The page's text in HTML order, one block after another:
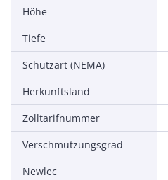
Höhe
Tiefe
Schutzart (NEMA)
Herkunftsland
Zolltarifnummer
Verschmutzungsgrad
Newlec